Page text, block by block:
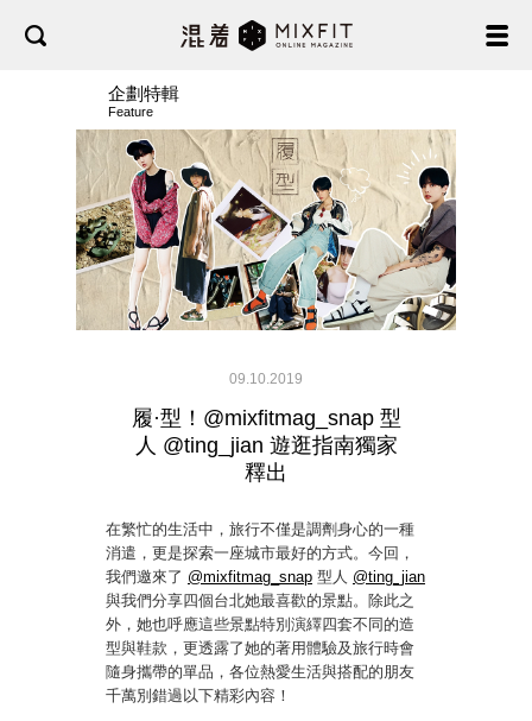
企劃特輯
Feature
09.10.2019
履·型！@mixfitmag_snap 型
人 @ting_jian 遊逛指南獨家
釋出
在繁忙的生活中，旅行不僅是調劑身心的一種
消遣，更是探索一座城市最好的方式。今回，
我們邀來了 @mixfitmag_snap 型人 @ting_jian
與我們分享四個台北她最喜歡的景點。除此之
外，她也呼應這些景點特別演繹四套不同的造
型與鞋款，更透露了她的著用體驗及旅行時會
隨身攜帶的單品，各位熱愛生活與搭配的朋友
千萬別錯過以下精彩內容！